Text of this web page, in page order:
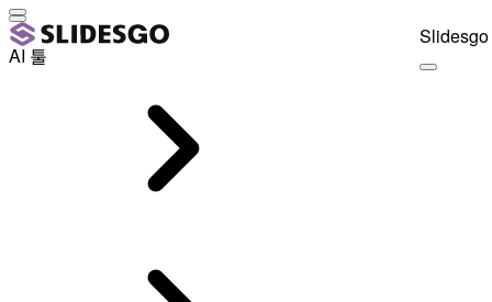
AI 툴